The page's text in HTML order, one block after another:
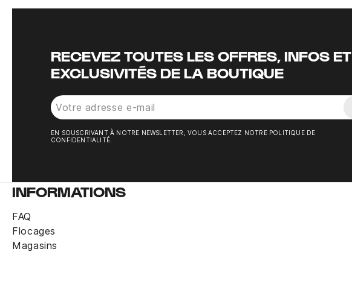
RECEVEZ TOUTES LES OFFRES, INFOS ET
EXCLUSIVITÉS DE LA BOUTIQUE
EN SOUSCRIVANT À NOTRE NEWSLETTER, VOUS ACCEPTEZ NOTRE POLITIQUE DE
CONFIDENTIALITÉ.
INFORMATIONS
FAQ
Flocages
Magasins